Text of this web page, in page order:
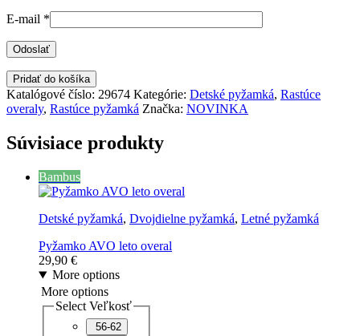
E-mail *
Pridať do košíka
Katalógové číslo: 29674 Kategórie: Detské pyžamká, Rastúce
overaly, Rastúce pyžamká Značka: NOVINKA
Súvisiace produkty
Bambus
Detské pyžamká, Dvojdielne pyžamká, Letné pyžamká
Pyžamko AVO leto overal
29,90 €
More options
More options
Select Veľkosť
56-62